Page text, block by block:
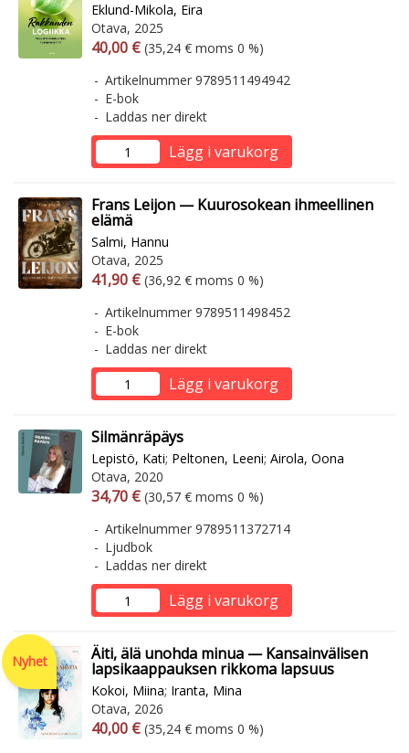
Eklund-Mikola, Eira
Otava, 2025
Arvonlisäverollinen hinta
40,00 € Arvonlisäveroton hinta
(35,24 € moms 0 %)
Artikelnummer 9789511494942
E-bok
Laddas ner direkt
Lägg i varukorg
Frans Leijon — Kuurosokean ihmeellinen
elämä
Salmi, Hannu
Otava, 2025
Arvonlisäverollinen hinta
41,90 € Arvonlisäveroton hinta
(36,92 € moms 0 %)
Artikelnummer 9789511498452
E-bok
Laddas ner direkt
Lägg i varukorg
Silmänräpäys
Lepistö, Kati; Peltonen, Leeni; Airola, Oona
Otava, 2020
Arvonlisäverollinen hinta
34,70 € Arvonlisäveroton hinta
(30,57 € moms 0 %)
Artikelnummer 9789511372714
Ljudbok
Laddas ner direkt
Lägg i varukorg
Nyhet Äiti, älä unohda minua — Kansainvälisen
lapsikaappauksen rikkoma lapsuus
Kokoi, Miina; Iranta, Mina
Otava, 2026
Arvonlisäverollinen hinta
40,00 € Arvonlisäveroton hinta
(35,24 € moms 0 %)